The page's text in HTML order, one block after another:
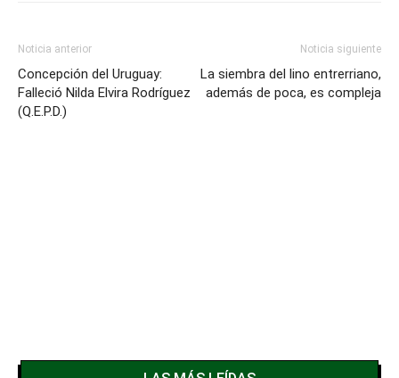
Noticia anterior
Concepción del Uruguay:
Falleció Nilda Elvira Rodríguez
(Q.E.P.D.)
Noticia siguiente
La siembra del lino entrerriano,
además de poca, es compleja